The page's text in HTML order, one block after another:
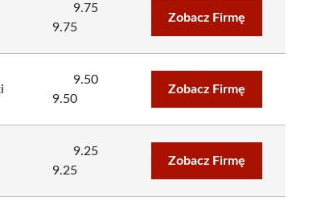
9.75
9.75
Zobacz Firmę
9.50
9.50
Zobacz Firmę
9.25
9.25
Zobacz Firmę